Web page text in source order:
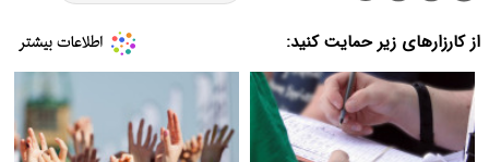
از کارزارهای زیر حمایت کنید: